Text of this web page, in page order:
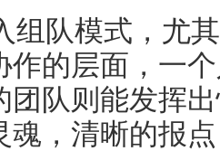
组队模式，尤
作的层面，一
团队则能发挥
魂，清晰的报